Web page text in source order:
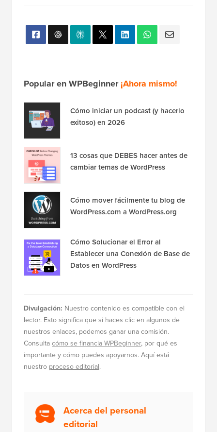
Popular en WPBeginner¡Ahora mismo!
Cómo iniciar un podcast (y hacerlo
exitoso) en 2026
13 cosas que DEBES hacer antes de
cambiar temas de WordPress
Cómo mover fácilmente tu blog de
WordPress.com a WordPress.org
Cómo Solucionar el Error al
Establecer una Conexión de Base de
Datos en WordPress
Divulgación: Nuestro contenido es compatible con el
lector. Esto significa que si haces clic en algunos de
nuestros enlaces, podemos ganar una comisión.
Consultacómo se financia WPBeginner, por qué es
importante y cómo puedes apoyarnos. Aquí está
nuestro proceso editorial.
Acerca del personal
editorial